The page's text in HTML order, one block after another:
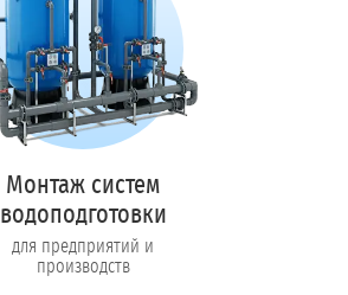
Монтаж систем
водоподготовки
для предприятий и
производств